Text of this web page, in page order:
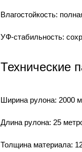
Влагостойкость:
УФ-стабильность:
Технические
Ширина рулона: 2000
Длина рулона: 25
Толщина материала: